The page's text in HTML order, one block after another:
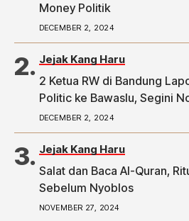
Money Politik
DECEMBER 2, 2024
Jejak Kang Haru
2 Ketua RW di Bandung
Politic ke Bawaslu, Segini
telah tayang di
2 Ketua RW di Bandung
Politic ke Bawaslu, Segini
https://
ketua-rw-di-bandung-
DECEMBER 2, 2024
Jejak Kang Haru
Salat dan Baca Al-Quran,
Sebelum Nyoblos
NOVEMBER 27, 2024